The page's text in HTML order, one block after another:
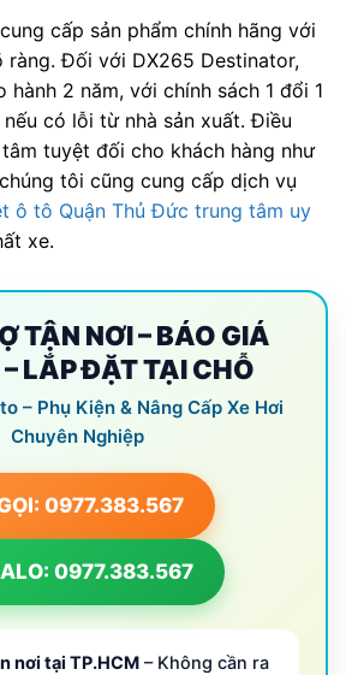
cấp sản phẩm chính hãng với
ràng. Đối với DX265 Destinator,
hành 2 năm, với chính sách 1 đổi 1
có lỗi từ nhà sản xuất. Điều
tuyệt đối cho khách hàng như
tôi cũng cung cấp dịch vụ
ô tô Quận Thủ Đức trung tâm uy
xe.
TẬN NƠI – BÁO GIÁ
LẮP ĐẶT TẠI CHỖ
– Phụ Kiện & Nâng Cấp Xe Hơi
Chuyên Nghiệp
0977.383.567
0977.383.567
nơi tại TP.HCM – Không cần ra